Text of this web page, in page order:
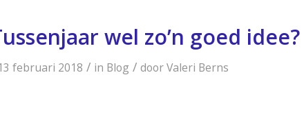
wel zo’n goed idee?
februari 2018 / in Blog / doorValeri Berns